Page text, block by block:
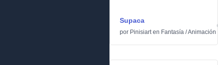
Supaca
por Pinisiarten Fantasía /Animación